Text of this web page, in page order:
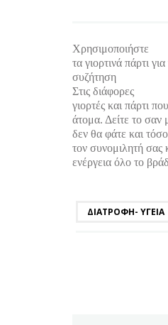
Χρησιμοποιήστε
τα γιορτινά πάρτι
συζήτηση
Στις διάφορες
γιορτές και πάρτι
άτομα. Δείτε το σαν
δεν θα φάτε και
τον συνομιλητή σας
ενέργεια όλο το
ΔΙΑΤΡΟΦΉ- ΥΓΕΊΑ